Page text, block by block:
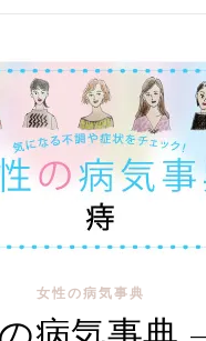
女性の病気事典